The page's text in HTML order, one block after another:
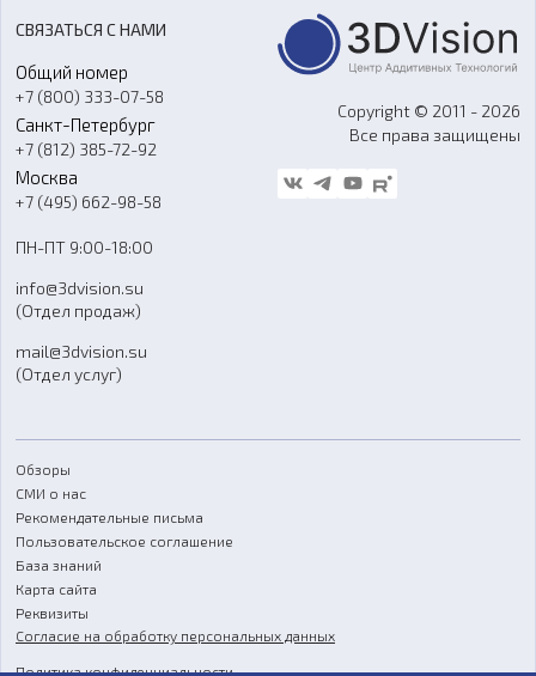
Оборудование и материалы для вакуумного литья
Аксессуары и прочее оборудование
Программное обеспечение
Ремонт и услуги
О компании
Контакты
Гос. закупки
Стать дилером
Блог
FAQ
СВЯЗАТЬСЯ С НАМИ
Общий номер
+7 (800) 333-07-58
Санкт-Петербург
+7 (812) 385-72-92
Москва
+7 (495) 662-98-58
ПН-ПТ 9:00-18:00
info@3dvision.su
(Отдел продаж)
mail@3dvision.su
(Отдел услуг)
Copyright © 2011 - 2026
Все права защищены
Обзоры
СМИ о нас
Рекомендательные письма
Пользовательское соглашение
База знаний
Карта сайта
Реквизиты
Согласие на обработку персональных данных
Политика конфиденциальности